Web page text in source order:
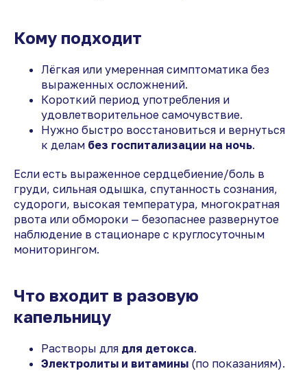
Кому подходит
Лёгкая или умеренная симптоматика без
выраженных осложнений.
Короткий период употребления и
удовлетворительное самочувствие.
Нужно быстро восстановиться и вернуться
к делам без госпитализации на ночь.
Если есть выраженное сердцебиение/боль в
груди, сильная одышка, спутанность сознания,
судороги, высокая температура, многократная
рвота или обмороки — безопаснее развернутое
наблюдение в стационаре с круглосуточным
мониторингом.
Что входит в разовую
капельницу
Растворы для для детокса.
Электролиты и витамины (по показаниям).